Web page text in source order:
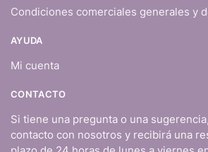
Condiciones comerciales generales y
AYUDA
Mi cuenta
CONTACTO
Si tiene una pregunta o una
contacto con nosotros y recibirá una